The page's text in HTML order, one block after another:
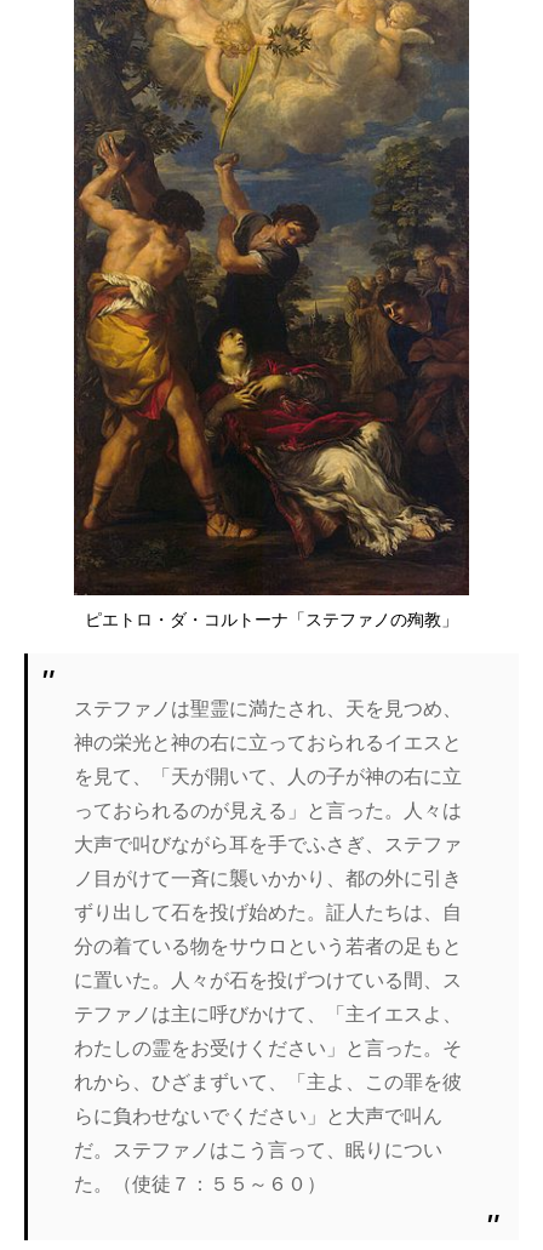
ピエトロ・ダ・コルトーナ「ステファノの殉教」
ステファノは聖霊に満たされ、天を見つめ、
神の栄光と神の右に立っておられるイエスと
を見て、「天が開いて、人の子が神の右に立
っておられるのが見える」と言った。人々は
大声で叫びながら耳を手でふさぎ、ステファ
ノ目がけて一斉に襲いかかり、都の外に引き
ずり出して石を投げ始めた。証人たちは、自
分の着ている物をサウロという若者の足もと
に置いた。人々が石を投げつけている間、ス
テファノは主に呼びかけて、「主イエスよ、
わたしの霊をお受けください」と言った。そ
れから、ひざまずいて、「主よ、この罪を彼
らに負わせないでください」と大声で叫ん
だ。ステファノはこう言って、眠りについ
た。（使徒７：５５～６０）